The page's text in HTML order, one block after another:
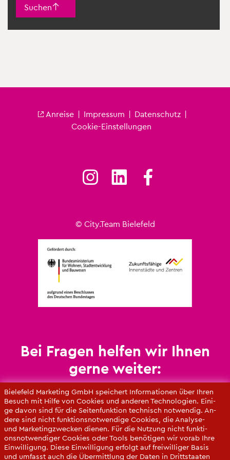
Suchen
Fu­ß­zei­le City
An­rei­se | Im­pres­sum | Da­ten­schutz |
Coo­kie-Ein­stel­lun­gen
Bie­le­feld Mar­ke­ting GmbH spei­chert In­for­ma­tio­nen über Ihren
Be­such mit Hilfe von Coo­kies und an­de­ren Tech­no­lo­gi­en. Ei­ni­
ge davon sind für die Sei­ten­funk­ti­on tech­nisch not­wen­dig. An­
de­re sind nicht funk­ti­ons­not­wen­di­ge Coo­kies, die Ana­ly­se-
und Mar­ke­ting­zwe­cken die­nen. Für die Nut­zung nicht funk­ti­
ons­not­wen­di­ger Coo­kies oder Tools be­nö­ti­gen wir vorab Ihre
Ein­wil­li­gung. Diese Ein­wil­li­gung er­folgt auf frei­wil­li­ger Basis
und um­fasst auch die Über­mitt­lung der Daten in Dritt­staa­ten
© City.​Team Bie­le­feld
Bei Fra­gen hel­fen wir Ihnen
gerne wei­ter:
Un­se­re An­sprech­part­ne­rin­nen